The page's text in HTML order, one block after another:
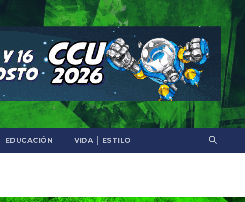
EDUCACIÓN VIDA │ ESTILO